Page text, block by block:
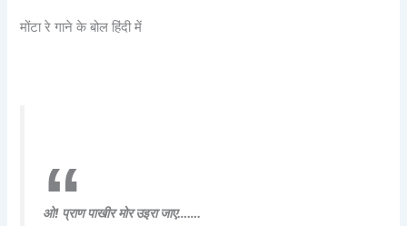
मोंटा रे गाने के बोल हिंदी में
ओ! प्राण पाखीर मोर उइरा जाए…….